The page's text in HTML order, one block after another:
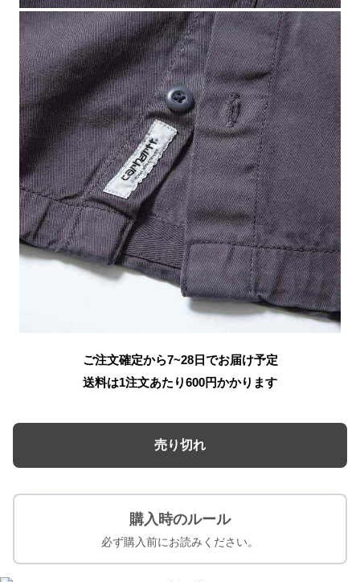
ご注文確定から7~28日でお届け予定
送料は1注文あたり600円かかります
売り切れ
購入時のルール
必ず購入前にお読みください。